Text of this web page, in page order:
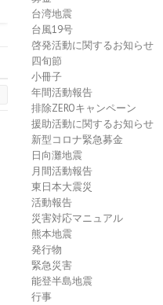
台湾地震
台風19号
啓発活動に関するお知らせ
四旬節
小冊子
年間活動報告
排除ZEROキャンペーン
援助活動に関するお知らせ
新型コロナ緊急募金
日向灘地震
月間活動報告
東日本大震災
活動報告
災害対応マニュアル
熊本地震
発行物
緊急災害
能登半島地震
行事